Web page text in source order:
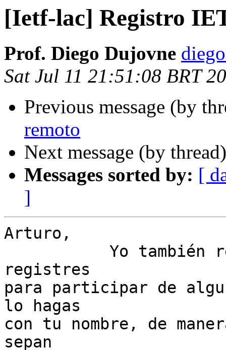
[Ietf-lac] Registro
Prof. Diego Dujovne
Sat Jul 11 21:51:08 BRT
Previous message (by
remoto
Next message (by
Messages sorted by: [
]
Arturo,
registres
para participar de
lo hagas
con tu nombre, de
sepan